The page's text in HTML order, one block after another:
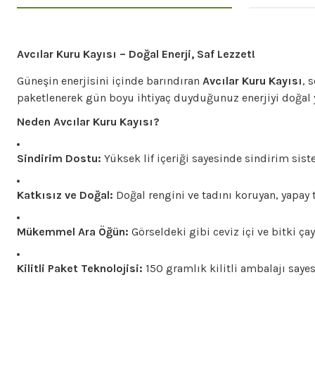
Avcılar Kuru Kayısı – Doğal Enerji, Saf Lezzet!
Güneşin enerjisini içinde barındıran Avcılar Kuru Kayısı,
paketlenerek gün boyu ihtiyaç duyduğunuz enerjiyi doğal
Neden Avcılar Kuru Kayısı?
Sindirim Dostu: Yüksek lif içeriği sayesinde sindirim
Katkısız ve Doğal: Doğal rengini ve tadını koruyan,
Mükemmel Ara Öğün: Görseldeki gibi ceviz içi ve bitki
Kilitli Paket Teknolojisi: 150 gramlık kilitli ambalajı